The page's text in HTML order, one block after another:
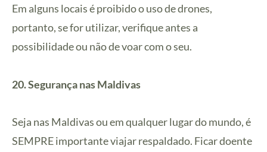
Em alguns locais é proibido o uso de drones,
portanto, se for utilizar, verifique antes a
possibilidade ou não de voar com o seu.
20. Segurança nas Maldivas
Seja nas Maldivas ou em qualquer lugar do mundo, é
SEMPRE importante viajar respaldado. Ficar doente